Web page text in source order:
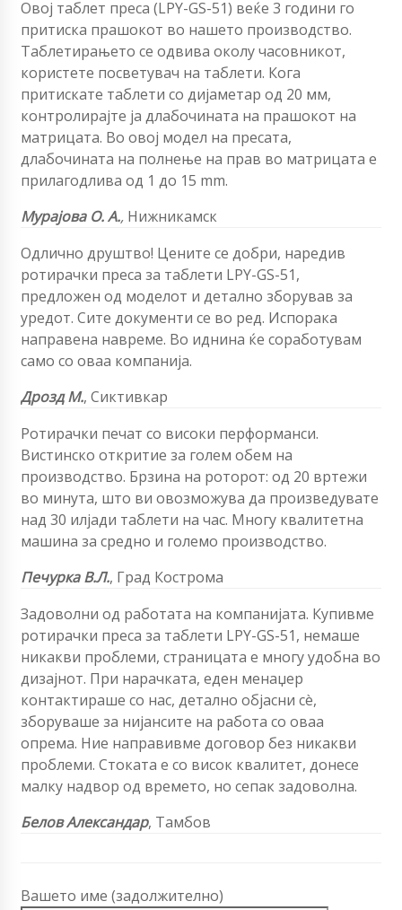
Овој таблет преса (LPY-GS-51) веќе 3 години го
притиска прашокот во нашето производство.
Таблетирањето се одвива околу часовникот,
користете посветувач на таблети. Кога
притискате таблети со дијаметар од 20 мм,
контролирајте ја длабочината на прашокот на
матрицата. Во овој модел на пресата,
длабочината на полнење на прав во матрицата е
прилагодлива од 1 до 15 mm.
Мурајова О. А., Нижникамск
Одлично друштво! Цените се добри, наредив
ротирачки преса за таблети LPY-GS-51,
предложен од моделот и детално зборував за
уредот. Сите документи се во ред. Испорака
направена навреме. Во иднина ќе соработувам
само со оваа компанија.
Дрозд М., Сиктивкар
Ротирачки печат со високи перформанси.
Вистинско откритие за голем обем на
производство. Брзина на роторот: од 20 вртежи
во минута, што ви овозможува да произведувате
над 30 илјади таблети на час. Многу квалитетна
машина за средно и големо производство.
Печурка В.Л., Град Кострома
Задоволни од работата на компанијата. Купивме
ротирачки преса за таблети LPY-GS-51, немаше
никакви проблеми, страницата е многу удобна во
дизајнот. При нарачката, еден менаџер
контактираше со нас, детално објасни сè,
зборуваше за нијансите на работа со оваа
опрема. Ние направивме договор без никакви
проблеми. Стоката е со висок квалитет, донесе
малку надвор од времето, но сепак задоволна.
Белов Александар, Тамбов
Вашето име (задолжително)